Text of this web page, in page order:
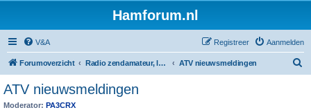
Hamforum.nl
V&A Aanmelden
Registreer
Forumoverzicht Radio zendamateur, luisteramateur en elektronica zelfbouw ATV nieuwsmeldingen
ATV nieuwsmeldingen
Moderator: PA3CRX